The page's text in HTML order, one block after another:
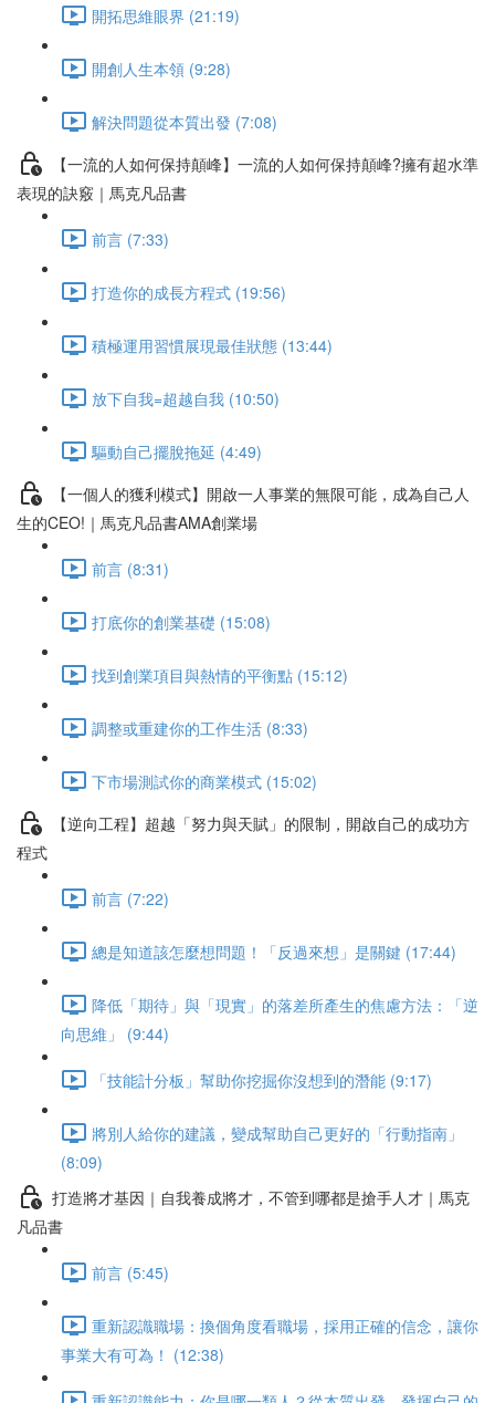
開拓思維眼界 (21:19)
開創人生本領 (9:28)
解決問題從本質出發 (7:08)
【一流的人如何保持顛峰】一流的人如何保持顛峰?擁有超水準
表現的訣竅｜馬克凡品書
前言 (7:33)
打造你的成長方程式 (19:56)
積極運用習慣展現最佳狀態 (13:44)
放下自我=超越自我 (10:50)
驅動自己擺脫拖延 (4:49)
【一個人的獲利模式】開啟一人事業的無限可能，成為自己人
生的CEO!｜馬克凡品書AMA創業場
前言 (8:31)
打底你的創業基礎 (15:08)
找到創業項目與熱情的平衡點 (15:12)
調整或重建你的工作生活 (8:33)
下市場測試你的商業模式 (15:02)
【逆向工程】超越「努力與天賦」的限制，開啟自己的成功方
程式
前言 (7:22)
總是知道該怎麼想問題！「反過來想」是關鍵 (17:44)
降低「期待」與「現實」的落差所產生的焦慮方法：「逆
向思維」 (9:44)
「技能計分板」幫助你挖掘你沒想到的潛能 (9:17)
將別人給你的建議，變成幫助自己更好的「行動指南」
(8:09)
打造將才基因｜自我養成將才，不管到哪都是搶手人才｜馬克
凡品書
前言 (5:45)
重新認識職場：換個角度看職場，採用正確的信念，讓你
事業大有可為！ (12:38)